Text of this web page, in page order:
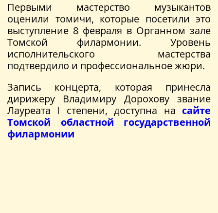
Первыми мастерство музыкантов
оценили томичи, которые посетили это
выступление 8 февраля в Органном зале
Томской филармонии. Уровень
исполнительского мастерства
подтвердило и профессиональное жюри.
Запись концерта, которая принесла
дирижеру Владимиру Дорохову звание
Лауреата I степени, доступна на сайте
Томской областной государственной
филармонии